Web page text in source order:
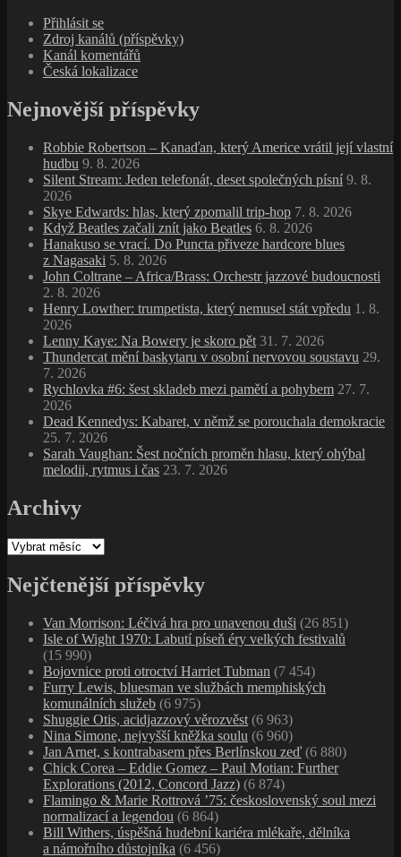
Přihlásit se
Zdroj kanálů (příspěvky)
Kanál komentářů
Česká lokalizace
Nejnovější příspěvky
Robbie Robertson – Kanaďan, který Americe vrátil její vlastní
hudbu 9. 8. 2026
Silent Stream: Jeden telefonát, deset společných písní 9. 8.
2026
Skye Edwards: hlas, který zpomalil trip‑hop 7. 8. 2026
Když Beatles začali znít jako Beatles 6. 8. 2026
Hanakuso se vrací. Do Puncta přiveze hardcore blues
z Nagasaki 5. 8. 2026
John Coltrane – Africa/Brass: Orchestr jazzové budoucnosti
2. 8. 2026
Henry Lowther: trumpetista, který nemusel stát vpředu 1. 8.
2026
Lenny Kaye: Na Bowery je skoro pět 31. 7. 2026
Thundercat mění baskytaru v osobní nervovou soustavu 29.
7. 2026
Rychlovka #6: šest skladeb mezi pamětí a pohybem 27. 7.
2026
Dead Kennedys: Kabaret, v němž se porouchala demokracie
25. 7. 2026
Sarah Vaughan: Šest nočních proměn hlasu, který ohýbal
melodii, rytmus i čas 23. 7. 2026
Archivy
Archivy
Nejčtenější příspěvky
Van Morrison: Léčivá hra pro unavenou duši (26 851)
Isle of Wight 1970: Labutí píseň éry velkých festivalů
(15 990)
Bojovnice proti otroctví Harriet Tubman (7 454)
Furry Lewis, bluesman ve službách memphiských
komunálních služeb (6 975)
Shuggie Otis, acidjazzový věrozvěst (6 963)
Nina Simone, nejvyšší kněžka soulu (6 960)
Jan Arnet, s kontrabasem přes Berlínskou zeď (6 880)
Chick Corea – Eddie Gomez – Paul Motian: Further
Explorations (2012, Concord Jazz) (6 874)
Flamingo & Marie Rottrová ’75: československý soul mezi
normalizací a legendou (6 864)
Bill Withers, úspěšná hudební kariéra mlékaře, dělníka
a námořního důstojníka (6 456)